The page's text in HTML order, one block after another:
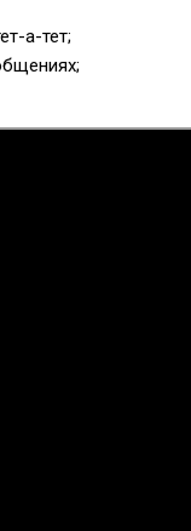
а-тет;